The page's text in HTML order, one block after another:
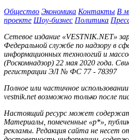
Общество Экономика Контакты В
проекте Шоу-бизнес Политика
Сетевое издание «VESTNIK.NET»
Федеральной службе по надзору в
информационных технологий и
(Роскомнадзор) 22 мая 2020 года.
регистрации ЭЛ № ФС 77 - 78397
Полное или частичное
vestnik.net возможно только после
Настоящий ресурс может
Материалы, помеченные «р*»,
рекламы. Редакция сайта не несет